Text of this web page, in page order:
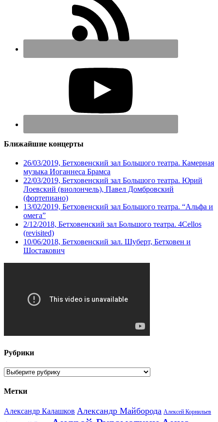
Ближайшие концерты
26/03/2019, Бетховенский зал Большого театра. Камерная
музыка Иоганнеса Брамса
22/03/2019, Бетховенский зал Большого театра. Юрий
Лоевский (виолончель), Павел Домбровский
(фортепиано)
13/02/2019, Бетховенский зал Большого театра. “Альфа и
омега”
2/12/2018, Бетховенский зал Большого театра. 4Cellos
(revisited)
10/06/2018, Бетховенский зал. Шуберт, Бетховен и
Шостакович
Рубрики
Рубрики
Метки
Александр Калашков Александр Майборода Алексей Корнильев